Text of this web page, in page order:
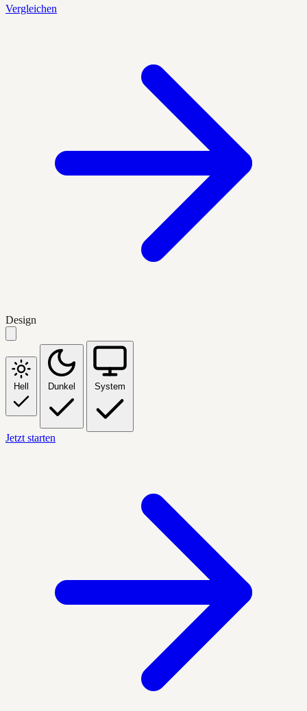
Vergleichen
Design
Hell Dunkel System
Jetzt starten